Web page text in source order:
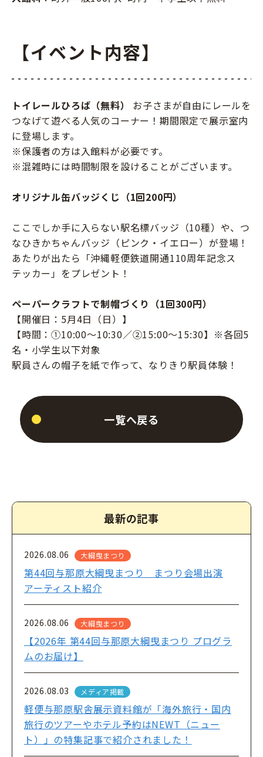
【イベント内容】
トイレールひろば（無料）
お子さまが自由にレールを
つなげて遊べる人気のコーナー！期間限定で展示室内
に登場します。
※保護者の方は入館料が必要です。
※混雑時には時間制限を設けることがございます。
オリジナル缶バッジくじ（1回200円）
ここでしか手に入らない駅名標バッジ（10種）や、つ
なひきかちゃんバッジ（ピンク・イエロー）が登場！
あたりが出たら「沖縄軽便鉄道開通110周年記念ス
テッカー」をプレゼント！
ペーパークラフトで制帽づくり（1回300円）
【開催日：5月4日（日）】
【時間：①10:00〜10:30／②15:00〜15:30】※各回5
名・小学生以下対象
駅員さんの帽子を紙で作って、なりきり駅員体験！
一覧へ戻る
最新の記事
2026.08.06 大綱曳まつり
第44回与那原大綱曳まつり まつり会場出演
アーティスト紹介
2026.08.06 大綱曳まつり
【2026年 第44回与那原大綱曳まつり プログラ
ムのお届け】
2026.08.03 メディア掲載
軽便与那原駅舎展示資料館が「海外旅行・国内
旅行のツアーやホテル予約はNEWT（ニュー
ト）」の特集記事で紹介されました！